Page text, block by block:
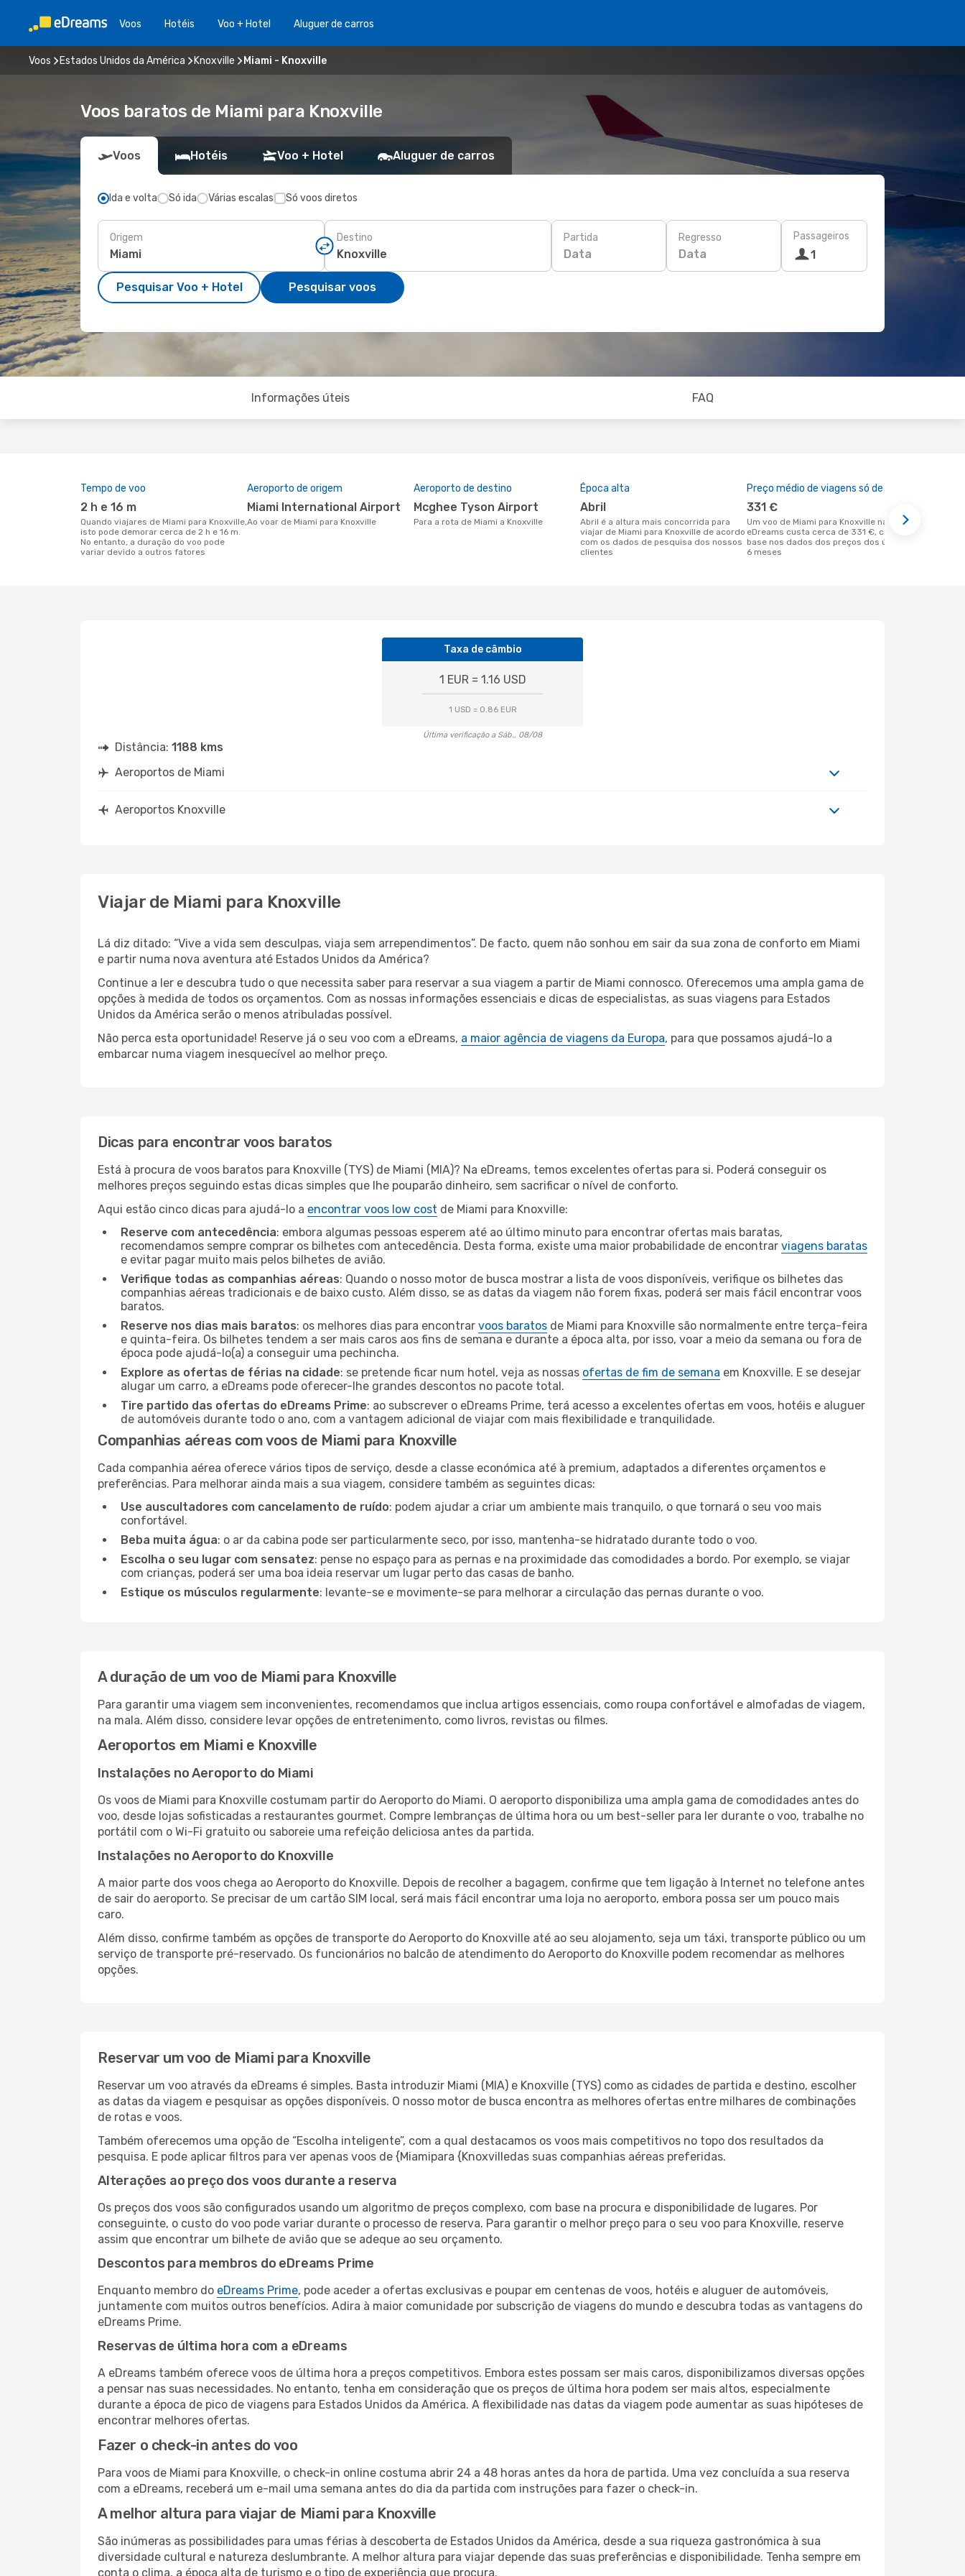
Voos Hotéis Voo + Hotel Aluguer de carros
Voos Estados Unidos da América Knoxville Miami - Knoxville
Voos baratos de Miami para Knoxville
Voos Hotéis Voo + Hotel Aluguer de carros
Ida e volta Só ida Várias escalas Só voos diretos
Origem Destino Partida
Data
Regresso
Data
Passageiros
1
Pesquisar Voo + Hotel Pesquisar voos
Informações úteis FAQ
Tempo de voo
2 h e 16 m
Quando viajares de Miami para Knoxville,
isto pode demorar cerca de 2 h e 16 m.
No entanto, a duração do voo pode
variar devido a outros fatores
Aeroporto de origem
Miami International Airport
Ao voar de Miami para Knoxville
Aeroporto de destino
Mcghee Tyson Airport
Para a rota de Miami a Knoxville
Época alta
abril
abril é a altura mais concorrida para
viajar de Miami para Knoxville de acordo
com os dados de pesquisa dos nossos
clientes
Preço médio de viagens só de ida
331 €
Um voo de Miami para Knoxville na
eDreams custa cerca de 331 €, com
base nos dados dos preços dos últimos
6 meses
Taxa de câmbio
1 EUR = 1.16 USD
1 USD = 0.86 EUR
Última verificação a Sáb., 08/08
Distância: 1188 kms
Aeroportos de Miami
Aeroportos Knoxville
Viajar de Miami para Knoxville
Lá diz ditado: “Vive a vida sem desculpas, viaja sem arrependimentos”. De facto, quem não sonhou em sair da sua zona de conforto em Miami
e partir numa nova aventura até Estados Unidos da América?
Continue a ler e descubra tudo o que necessita saber para reservar a sua viagem a partir de Miami connosco. Oferecemos uma ampla gama de
opções à medida de todos os orçamentos. Com as nossas informações essenciais e dicas de especialistas, as suas viagens para Estados
Unidos da América serão o menos atribuladas possível.
Não perca esta oportunidade! Reserve já o seu voo com a eDreams, a maior agência de viagens da Europa, para que possamos ajudá-lo a
embarcar numa viagem inesquecível ao melhor preço.
Dicas para encontrar voos baratos
Está à procura de voos baratos para Knoxville (TYS) de Miami (MIA)? Na eDreams, temos excelentes ofertas para si. Poderá conseguir os
melhores preços seguindo estas dicas simples que lhe pouparão dinheiro, sem sacrificar o nível de conforto.
Aqui estão cinco dicas para ajudá-lo a encontrar voos low cost de Miami para Knoxville:
Reserve com antecedência: embora algumas pessoas esperem até ao último minuto para encontrar ofertas mais baratas,
recomendamos sempre comprar os bilhetes com antecedência. Desta forma, existe uma maior probabilidade de encontrar viagens baratas
e evitar pagar muito mais pelos bilhetes de avião.
Verifique todas as companhias aéreas: Quando o nosso motor de busca mostrar a lista de voos disponíveis, verifique os bilhetes das
companhias aéreas tradicionais e de baixo custo. Além disso, se as datas da viagem não forem fixas, poderá ser mais fácil encontrar voos
baratos.
Reserve nos dias mais baratos: os melhores dias para encontrar voos baratos de Miami para Knoxville são normalmente entre terça-feira
e quinta-feira. Os bilhetes tendem a ser mais caros aos fins de semana e durante a época alta, por isso, voar a meio da semana ou fora de
época pode ajudá-lo(a) a conseguir uma pechincha.
Explore as ofertas de férias na cidade: se pretende ficar num hotel, veja as nossas ofertas de fim de semana em Knoxville. E se desejar
alugar um carro, a eDreams pode oferecer-lhe grandes descontos no pacote total.
Tire partido das ofertas do eDreams Prime: ao subscrever o eDreams Prime, terá acesso a excelentes ofertas em voos, hotéis e aluguer
de automóveis durante todo o ano, com a vantagem adicional de viajar com mais flexibilidade e tranquilidade.
Companhias aéreas com voos de Miami para Knoxville
Cada companhia aérea oferece vários tipos de serviço, desde a classe económica até à premium, adaptados a diferentes orçamentos e
preferências. Para melhorar ainda mais a sua viagem, considere também as seguintes dicas:
Use auscultadores com cancelamento de ruído: podem ajudar a criar um ambiente mais tranquilo, o que tornará o seu voo mais
confortável.
Beba muita água: o ar da cabina pode ser particularmente seco, por isso, mantenha-se hidratado durante todo o voo.
Escolha o seu lugar com sensatez: pense no espaço para as pernas e na proximidade das comodidades a bordo. Por exemplo, se viajar
com crianças, poderá ser uma boa ideia reservar um lugar perto das casas de banho.
Estique os músculos regularmente: levante-se e movimente-se para melhorar a circulação das pernas durante o voo.
A duração de um voo de Miami para Knoxville
Para garantir uma viagem sem inconvenientes, recomendamos que inclua artigos essenciais, como roupa confortável e almofadas de viagem,
na mala. Além disso, considere levar opções de entretenimento, como livros, revistas ou filmes.
Aeroportos em Miami e Knoxville
Instalações no Aeroporto do Miami
Os voos de Miami para Knoxville costumam partir do Aeroporto do Miami. O aeroporto disponibiliza uma ampla gama de comodidades antes do
voo, desde lojas sofisticadas a restaurantes gourmet. Compre lembranças de última hora ou um best-seller para ler durante o voo, trabalhe no
portátil com o Wi-Fi gratuito ou saboreie uma refeição deliciosa antes da partida.
Instalações no Aeroporto do Knoxville
A maior parte dos voos chega ao Aeroporto do Knoxville. Depois de recolher a bagagem, confirme que tem ligação à Internet no telefone antes
de sair do aeroporto. Se precisar de um cartão SIM local, será mais fácil encontrar uma loja no aeroporto, embora possa ser um pouco mais
caro.
Além disso, confirme também as opções de transporte do Aeroporto do Knoxville até ao seu alojamento, seja um táxi, transporte público ou um
serviço de transporte pré-reservado. Os funcionários no balcão de atendimento do Aeroporto do Knoxville podem recomendar as melhores
opções.
Reservar um voo de Miami para Knoxville
Reservar um voo através da eDreams é simples. Basta introduzir Miami (MIA) e Knoxville (TYS) como as cidades de partida e destino, escolher
as datas da viagem e pesquisar as opções disponíveis. O nosso motor de busca encontra as melhores ofertas entre milhares de combinações
de rotas e voos.
Também oferecemos uma opção de “Escolha inteligente”, com a qual destacamos os voos mais competitivos no topo dos resultados da
pesquisa. E pode aplicar filtros para ver apenas voos de {Miamipara {Knoxvilledas suas companhias aéreas preferidas.
Alterações ao preço dos voos durante a reserva
Os preços dos voos são configurados usando um algoritmo de preços complexo, com base na procura e disponibilidade de lugares. Por
conseguinte, o custo do voo pode variar durante o processo de reserva. Para garantir o melhor preço para o seu voo para Knoxville, reserve
assim que encontrar um bilhete de avião que se adeque ao seu orçamento.
Descontos para membros do eDreams Prime
Enquanto membro do eDreams Prime, pode aceder a ofertas exclusivas e poupar em centenas de voos, hotéis e aluguer de automóveis,
juntamente com muitos outros benefícios. Adira à maior comunidade por subscrição de viagens do mundo e descubra todas as vantagens do
eDreams Prime.
Reservas de última hora com a eDreams
A eDreams também oferece voos de última hora a preços competitivos. Embora estes possam ser mais caros, disponibilizamos diversas opções
a pensar nas suas necessidades. No entanto, tenha em consideração que os preços de última hora podem ser mais altos, especialmente
durante a época de pico de viagens para Estados Unidos da América. A flexibilidade nas datas da viagem pode aumentar as suas hipóteses de
encontrar melhores ofertas.
Fazer o check-in antes do voo
Para voos de Miami para Knoxville, o check-in online costuma abrir 24 a 48 horas antes da hora de partida. Uma vez concluída a sua reserva
com a eDreams, receberá um e-mail uma semana antes do dia da partida com instruções para fazer o check-in.
A melhor altura para viajar de Miami para Knoxville
São inúmeras as possibilidades para umas férias à descoberta de Estados Unidos da América, desde a sua riqueza gastronómica à sua
diversidade cultural e natureza deslumbrante. A melhor altura para viajar depende das suas preferências e disponibilidade. Tenha sempre em
conta o clima, a época alta de turismo e o tipo de experiência que procura.